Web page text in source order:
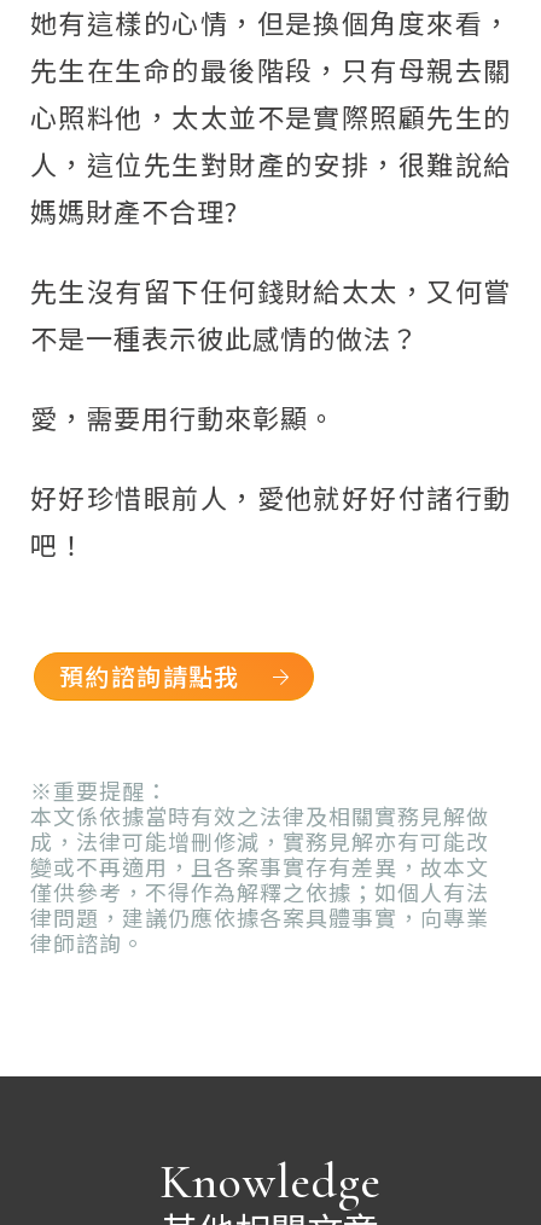
她有這樣的心情，但是換個角度來看，
先生在生命的最後階段，只有母親去關
心照料他，太太並不是實際照顧先生的
人，這位先生對財產的安排，很難說給
媽媽財產不合理?
先生沒有留下任何錢財給太太，又何嘗
不是一種表示彼此感情的做法？
愛，需要用行動來彰顯。
好好珍惜眼前人，愛他就好好付諸行動
吧！
預約諮詢請點我
※重要提醒：
本文係依據當時有效之法律及相關實務見解做
成，法律可能增刪修減，實務見解亦有可能改
變或不再適用，且各案事實存有差異，故本文
僅供參考，不得作為解釋之依據；如個人有法
律問題，建議仍應依據各案具體事實，向專業
律師諮詢。
Knowledge